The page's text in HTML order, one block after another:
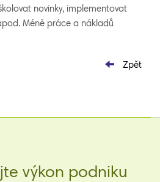
novinky, implementovat
Méně práce a nákladů
Zpět
výkon podniku